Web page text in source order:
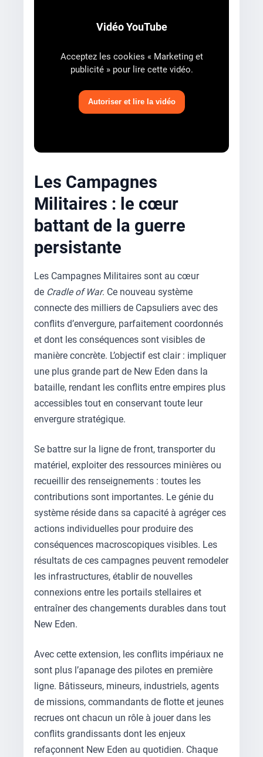
Vidéo YouTube
Acceptez les cookies « Marketing et
publicité » pour lire cette vidéo.
Autoriser et lire la vidéo
Les Campagnes
Militaires : le cœur
battant de la guerre
persistante
Les Campagnes Militaires sont au cœur
de Cradle of War. Ce nouveau système
connecte des milliers de Capsuliers avec des
conflits d’envergure, parfaitement coordonnés
et dont les conséquences sont visibles de
manière concrète. L’objectif est clair : impliquer
une plus grande part de New Eden dans la
bataille, rendant les conflits entre empires plus
accessibles tout en conservant toute leur
envergure stratégique.
Se battre sur la ligne de front, transporter du
matériel, exploiter des ressources minières ou
recueillir des renseignements : toutes les
contributions sont importantes. Le génie du
système réside dans sa capacité à agréger ces
actions individuelles pour produire des
conséquences macroscopiques visibles. Les
résultats de ces campagnes peuvent remodeler
les infrastructures, établir de nouvelles
connexions entre les portails stellaires et
entraîner des changements durables dans tout
New Eden.
Avec cette extension, les conflits impériaux ne
sont plus l’apanage des pilotes en première
ligne. Bâtisseurs, mineurs, industriels, agents
de missions, commandants de flotte et jeunes
recrues ont chacun un rôle à jouer dans les
conflits grandissants dont les enjeux
refaçonnent New Eden au quotidien. Chaque